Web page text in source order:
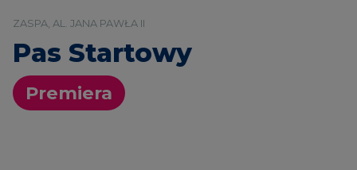
ZASPA, AL. JANA PAWŁA II
Pas Startowy
Premiera